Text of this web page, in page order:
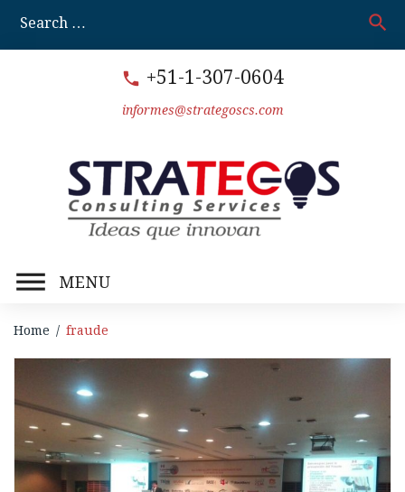
content
search
call +51-1-307-0604
informes@strategoscs.com
MENU
Home / fraude
Etiqueta:
fraude